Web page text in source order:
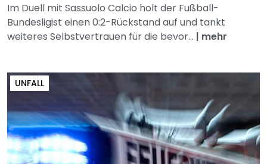
Im Duell mit Sassuolo Calcio holt der Fußball-
Bundesligist einen 0:2-Rückstand auf und tankt
weiteres Selbstvertrauen für die bevor... | mehr
UNFALL